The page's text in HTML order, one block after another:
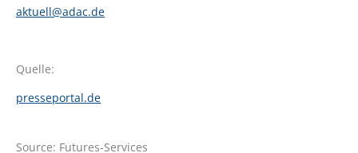
aktuell@adac.de
Quelle:
presseportal.de
Source: Futures-Services